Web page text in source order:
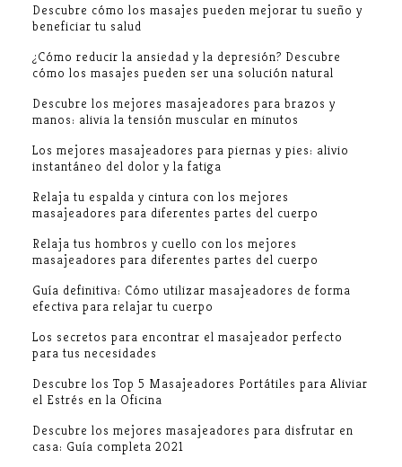
Descubre cómo los masajes pueden mejorar tu sueño y
beneficiar tu salud
¿Cómo reducir la ansiedad y la depresión? Descubre
cómo los masajes pueden ser una solución natural
Descubre los mejores masajeadores para brazos y
manos: alivia la tensión muscular en minutos
Los mejores masajeadores para piernas y pies: alivio
instantáneo del dolor y la fatiga
Relaja tu espalda y cintura con los mejores
masajeadores para diferentes partes del cuerpo
Relaja tus hombros y cuello con los mejores
masajeadores para diferentes partes del cuerpo
Guía definitiva: Cómo utilizar masajeadores de forma
efectiva para relajar tu cuerpo
Los secretos para encontrar el masajeador perfecto
para tus necesidades
Descubre los Top 5 Masajeadores Portátiles para Aliviar
el Estrés en la Oficina
Descubre los mejores masajeadores para disfrutar en
casa: Guía completa 2021